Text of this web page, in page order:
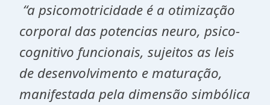
“a psicomotricidade é a otimização
corporal das potencias neuro, psico-
cognitivo funcionais, sujeitos as leis
de desenvolvimento e maturação,
manifestada pela dimensão simbólica